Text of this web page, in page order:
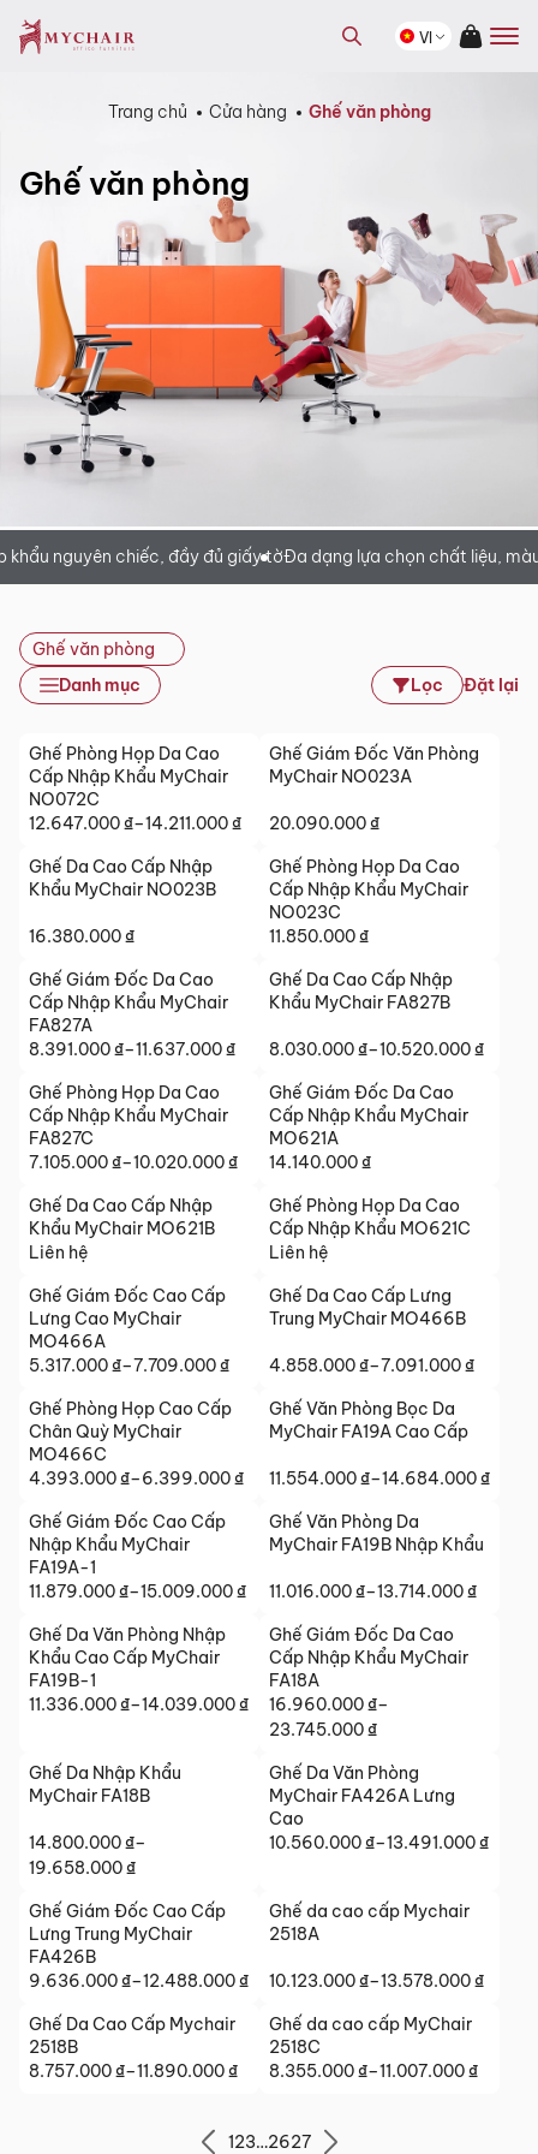
phẩm
Tìm
kiếmVI
Trang chủ Cửa hàng Ghế văn phòng
Ghế văn phòng
khẩu nguyên chiếc, đầy đủ giấy tờĐa dạng lựa chọn chất liệu,
Ghế văn phòng
Danh mục
Lọc Đặt lại
Ghế Phòng Họp Da Cao
Cấp Nhập Khẩu MyChair
NO072C
12.647.000₫–14.211.000₫
Khoảng
giá:
từ
đến
Ghế Giám Đốc Văn Phòng
MyChair NO023A
20.090.000₫
Ghế Da Cao Cấp Nhập
Khẩu MyChair NO023B
16.380.000₫
Ghế Phòng Họp Da Cao
Cấp Nhập Khẩu MyChair
NO023C
11.850.000₫
Ghế Giám Đốc Da Cao
Cấp Nhập Khẩu MyChair
FA827A
8.391.000₫–11.637.000₫
Khoảng
giá:
từ
8.391.000 ₫
đến
Ghế Da Cao Cấp Nhập
Khẩu MyChair FA827B
8.030.000₫–10.520.000₫
Khoảng
giá:
từ
8.030.000 ₫
đến
Ghế Phòng Họp Da Cao
Cấp Nhập Khẩu MyChair
FA827C
7.105.000₫–10.020.000₫
Khoảng
giá:
từ
7.105.000 ₫
10.020.000 ₫
Ghế Giám Đốc Da Cao
Cấp Nhập Khẩu MyChair
MO621A
14.140.000₫
Ghế Da Cao Cấp Nhập
Khẩu MyChair MO621B
Liên hệ
Ghế Phòng Họp Da Cao
Cấp Nhập Khẩu MO621C
Liên hệ
Ghế Giám Đốc Cao Cấp
Lưng Cao MyChair
MO466A
5.317.000₫–7.709.000₫
Khoảng
giá:
từ
5.317.000 ₫
đến
Ghế Da Cao Cấp Lưng
Trung MyChair MO466B
4.858.000₫–7.091.000₫
Khoảng
giá:
từ
đến
Ghế Phòng Họp Cao Cấp
Chân Quỳ MyChair
MO466C
4.393.000₫–6.399.000₫
Khoảng
giá:
từ
4.393.000 ₫
đến
Ghế Văn Phòng Bọc Da
MyChair FA19A Cao Cấp
11.554.000₫–14.684.000₫
Khoảng
giá:
từ
đến
Ghế Giám Đốc Cao Cấp
Nhập Khẩu MyChair
FA19A-1
11.879.000₫–15.009.000₫
Khoảng
giá:
từ
11.879.000 ₫
đến
Ghế Văn Phòng Da
MyChair FA19B Nhập Khẩu
11.016.000₫–13.714.000₫
Khoảng
giá:
từ
11.016.000 ₫
đến
13.714.000 ₫
Ghế Da Văn Phòng Nhập
Khẩu Cao Cấp MyChair
FA19B-1
11.336.000₫–14.039.000₫
Khoảng
từ
11.336.000 ₫
14.039.000 ₫
Ghế Giám Đốc Da Cao
Cấp Nhập Khẩu MyChair
FA18A
16.960.000₫–
23.745.000₫
Khoảng
từ
16.960.000 ₫
đến
23.745.000 ₫
Ghế Da Nhập Khẩu
MyChair FA18B
14.800.000₫–
19.658.000₫
Khoảng
từ
14.800.000 ₫
đến
19.658.000 ₫
Ghế Da Văn Phòng
MyChair FA426A Lưng
Cao
10.560.000₫–13.491.000₫
Khoảng
từ
10.560.000 ₫
13.491.000 ₫
Ghế Giám Đốc Cao Cấp
Lưng Trung MyChair
FA426B
9.636.000₫–12.488.000₫
Khoảng
giá:
từ
9.636.000 ₫
Ghế da cao cấp Mychair
2518A
10.123.000₫–13.578.000₫
Khoảng
giá:
từ
10.123.000 ₫
Ghế Da Cao Cấp Mychair
2518B
8.757.000₫–11.890.000₫
Khoảng
Ghế da cao cấp MyChair
2518C
8.355.000₫–11.007.000₫
Khoảng
từ
123…2627